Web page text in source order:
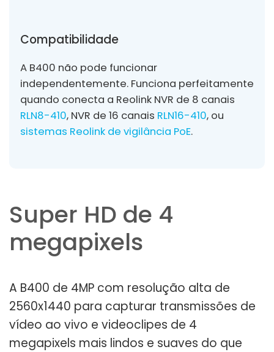
Compatibilidade
A B400 não pode funcionar
independentemente. Funciona perfeitamente
quando conecta a Reolink NVR de 8 canais
RLN8-410, NVR de 16 canais RLN16-410, ou
sistemas Reolink de vigilância PoE.
Super HD de 4
megapixels
A B400 de 4MP com resolução alta de
2560x1440 para capturar transmissões de
vídeo ao vivo e videoclipes de 4
megapixels mais lindos e suaves do que